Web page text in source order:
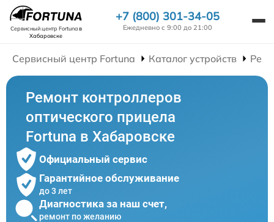
Сервисный центр Fortunaв
Хабаровске
+7 (800) 301-34-05
Ежедневно с 9:00 до 21:00
Сервисный центр Fortuna Каталог устройств
Ремонт контроллеров
оптического прицела
Fortuna в Хабаровске
Официальный сервис
Гарантийное обслуживание
до 3 лет
Диагностика за наш счет,
ремонт по желанию